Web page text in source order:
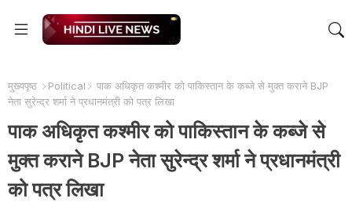
मुख्यपृष्ठ Political
पाक अधिकृत कश्मीर को पाकिस्तान के कब्जे से मुक्त कराने BJP
नेता सुरेन्द्र शर्मा ने प्रधानमंत्री को पत्र लिखा
पाक अधिकृत कश्मीर को पाकिस्तान के कब्जे से
मुक्त कराने BJP नेता सुरेन्द्र शर्मा ने प्रधानमंत्री
को पत्र लिखा